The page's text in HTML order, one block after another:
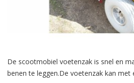
De scootmobiel voetenzak is snel en
benen te leggen.De voetenzak kan met